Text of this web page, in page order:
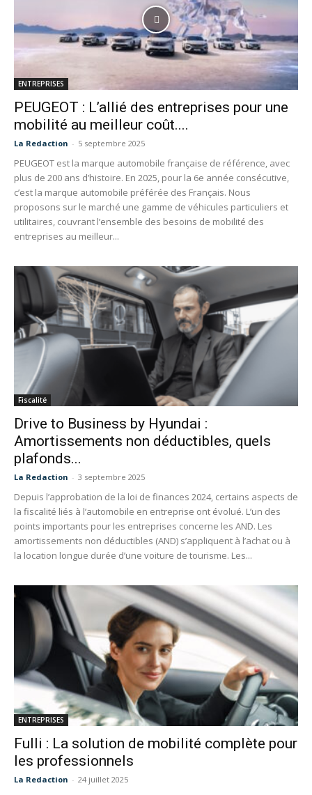
ENTREPRISES
PEUGEOT : L’allié des entreprises pour une
mobilité au meilleur coût....
La Redaction - 5 septembre 2025
PEUGEOT est la marque automobile française de référence, avec
plus de 200 ans d’histoire. En 2025, pour la 6e année consécutive,
c’est la marque automobile préférée des Français. Nous
proposons sur le marché une gamme de véhicules particuliers et
utilitaires, couvrant l’ensemble des besoins de mobilité des
entreprises au meilleur...
Fiscalité
Drive to Business by Hyundai :
Amortissements non déductibles, quels
plafonds...
La Redaction - 3 septembre 2025
Depuis l’approbation de la loi de finances 2024, certains aspects de
la fiscalité liés à l’automobile en entreprise ont évolué. L’un des
points importants pour les entreprises concerne les AND. Les
amortissements non déductibles (AND) s’appliquent à l’achat ou à
la location longue durée d’une voiture de tourisme. Les...
ENTREPRISES
Fulli : La solution de mobilité complète pour
les professionnels
La Redaction - 24 juillet 2025